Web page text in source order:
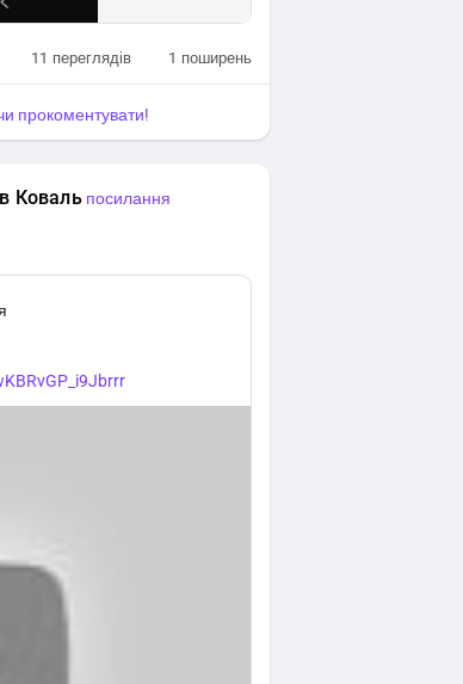
11 переглядів 1 поширень
прокоментувати!
Коваль посилання